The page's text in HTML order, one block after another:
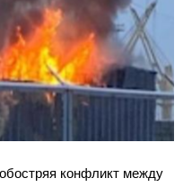
конфликт между